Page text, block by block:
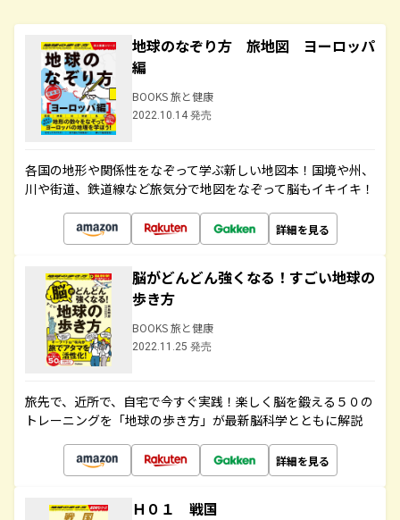
地球のなぞり方 旅地図 ヨーロッパ
編
BOOKS 旅と健康
2022.10.14 発売
各国の地形や関係性をなぞって学ぶ新しい地図本！国境や州、
川や街道、鉄道線など旅気分で地図をなぞって脳もイキイキ！
詳細を見る
脳がどんどん強くなる！すごい地球の
歩き方
BOOKS 旅と健康
2022.11.25 発売
旅先で、近所で、自宅で今すぐ実践！楽しく脳を鍛える５０の
トレーニングを「地球の歩き方」が最新脳科学とともに解説
詳細を見る
Ｈ０１ 戦国